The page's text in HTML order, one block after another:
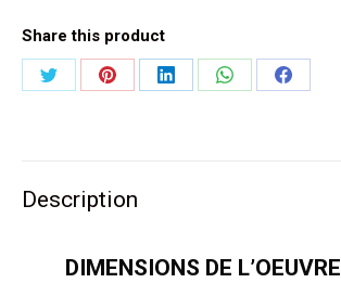
Share this product
PartagerPartagerPartagerPartagerPartager
Description
DIMENSIONS DE L’OEUVRE